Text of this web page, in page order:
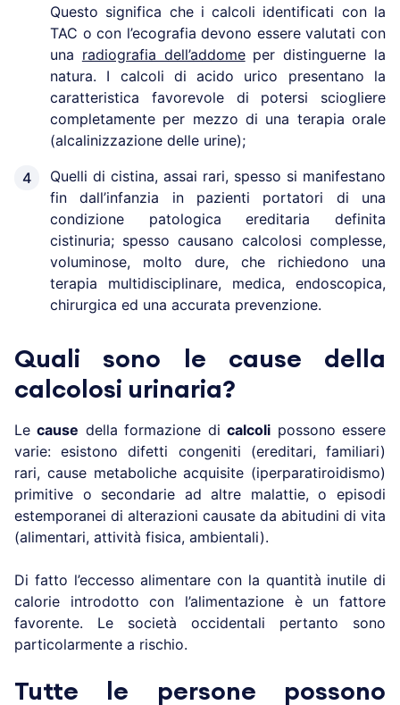
Questo significa che i calcoli identificati con la
TAC o con l’ecografia devono essere valutati con
una radiografia dell’addomeper distinguerne la
natura. I calcoli di acido urico presentano la
caratteristica favorevole di potersi sciogliere
completamente per mezzo di una terapia orale
(alcalinizzazione delle urine);
Quelli di cistina, assai rari, spesso si manifestano
fin dall’infanzia in pazienti portatori di una
condizione patologica ereditaria definita
cistinuria; spesso causano calcolosi complesse,
voluminose, molto dure, che richiedono una
terapia multidisciplinare, medica, endoscopica,
chirurgica ed una accurata prevenzione.
Quali sono le cause della
calcolosi urinaria?
Lecause della formazione dicalcoli possono essere
varie: esistono difetti congeniti (ereditari, familiari)
rari, cause metaboliche acquisite (iperparatiroidismo)
primitive o secondarie ad altre malattie, o episodi
estemporanei di alterazioni causate da abitudini di vita
(alimentari, attività fisica, ambientali).
Di fatto l’eccesso alimentare con la quantità inutile di
calorie introdotto con l’alimentazione è un fattore
favorente. Le società occidentali pertanto sono
particolarmente a rischio.
Tutte le persone possono